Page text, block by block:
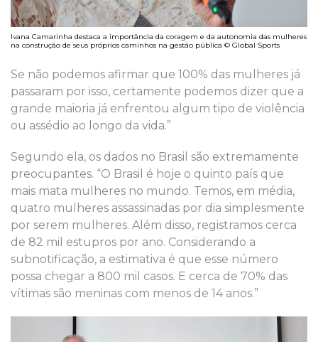
Ivana Camarinha destaca a importância da coragem e da autonomia das mulheres
na construção de seus próprios caminhos na gestão pública © Global Sports
Se não podemos afirmar que 100% das mulheres já
passaram por isso, certamente podemos dizer que a
grande maioria já enfrentou algum tipo de violência
ou assédio ao longo da vida.”
Segundo ela, os dados no Brasil são extremamente
preocupantes. “O Brasil é hoje o quinto país que
mais mata mulheres no mundo. Temos, em média,
quatro mulheres assassinadas por dia simplesmente
por serem mulheres. Além disso, registramos cerca
de 82 mil estupros por ano. Considerando a
subnotificação, a estimativa é que esse número
possa chegar a 800 mil casos. E cerca de 70% das
vítimas são meninas com menos de 14 anos.”